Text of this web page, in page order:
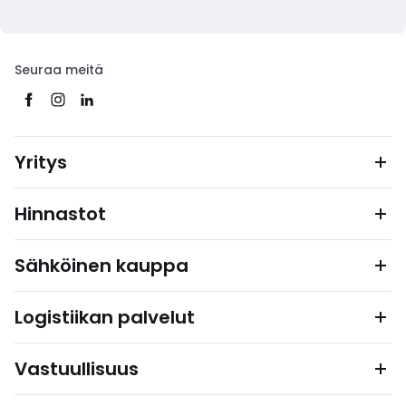
Seuraa meitä
Yritys
Hinnastot
Sähköinen kauppa
Logistiikan palvelut
Vastuullisuus